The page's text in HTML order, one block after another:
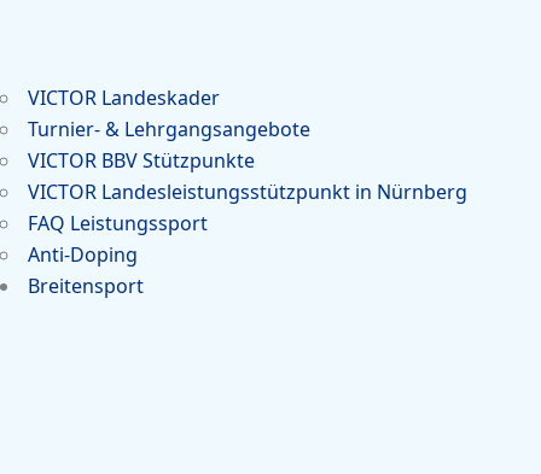
VICTOR Landeskader
Turnier- & Lehrgangsangebote
VICTOR BBV Stützpunkte
VICTOR Landesleistungsstützpunkt in Nürnberg
FAQ Leistungssport
Anti-Doping
Breitensport